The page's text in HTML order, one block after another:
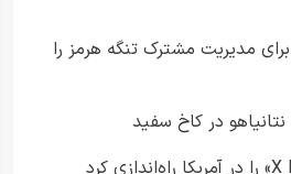
مدیریت مشترک تنگه هرمز را
در کاخ سفید